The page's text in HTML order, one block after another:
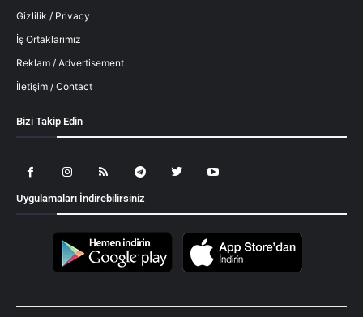
Gizlilik / Privacy
İş Ortaklarımız
Reklam / Advertisement
İletişim / Contact
Bizi Takip Edin
Uygulamaları İndirebilirsiniz